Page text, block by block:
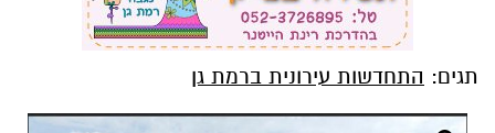
תגים: התחדשות עירונית ברמת גן